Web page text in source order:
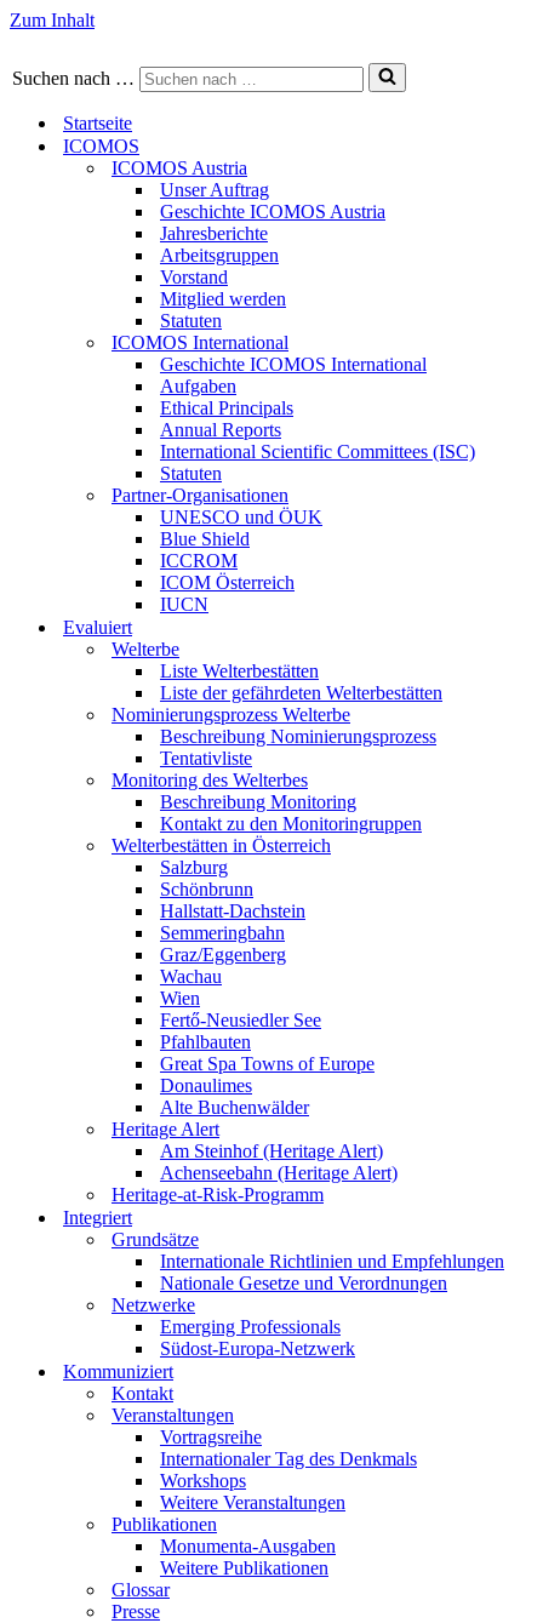
Zum Inhalt
Suchen nach …
Startseite
ICOMOS
ICOMOS Austria
Unser Auftrag
Geschichte ICOMOS Austria
Jahresberichte
Arbeitsgruppen
Vorstand
Mitglied werden
Statuten
ICOMOS International
Geschichte ICOMOS International
Aufgaben
Ethical Principals
Annual Reports
International Scientific Committees (ISC)
Statuten
Partner-Organisationen
UNESCO und ÖUK
Blue Shield
ICCROM
ICOM Österreich
IUCN
Evaluiert
Welterbe
Liste Welterbestätten
Liste der gefährdeten Welterbestätten
Nominierungsprozess Welterbe
Beschreibung Nominierungsprozess
Tentativliste
Monitoring des Welterbes
Beschreibung Monitoring
Kontakt zu den Monitoringruppen
Welterbestätten in Österreich
Salzburg
Schönbrunn
Hallstatt-Dachstein
Semmeringbahn
Graz/Eggenberg
Wachau
Wien
Fertő-Neusiedler See
Pfahlbauten
Great Spa Towns of Europe
Donaulimes
Alte Buchenwälder
Heritage Alert
Am Steinhof (Heritage Alert)
Achenseebahn (Heritage Alert)
Heritage-at-Risk-Programm
Integriert
Grundsätze
Internationale Richtlinien und Empfehlungen
Nationale Gesetze und Verordnungen
Netzwerke
Emerging Professionals
Südost-Europa-Netzwerk
Kommuniziert
Kontakt
Veranstaltungen
Vortragsreihe
Internationaler Tag des Denkmals
Workshops
Weitere Veranstaltungen
Publikationen
Monumenta-Ausgaben
Weitere Publikationen
Glossar
Presse